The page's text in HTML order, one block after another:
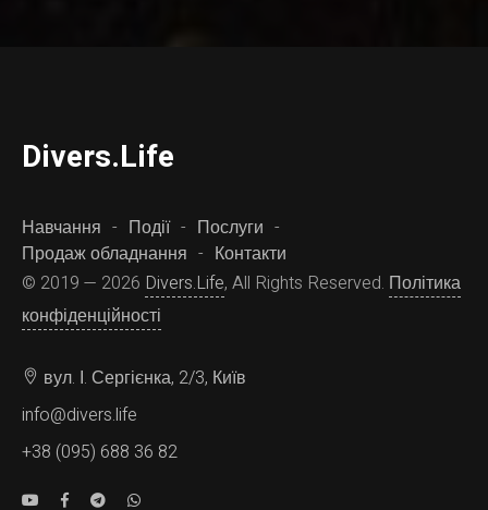
Divers.Life
Навчання Події
Послуги
Продаж обладнання
Контакти
© 2019 — 2026 Divers.Life, All Rights Reserved. Політика
конфіденційності
вул. І. Сергієнка, 2/3, Київ
info@divers.life
+38 (095) 688 36 82